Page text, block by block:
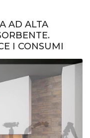
AD ALTA
I CONSUMI